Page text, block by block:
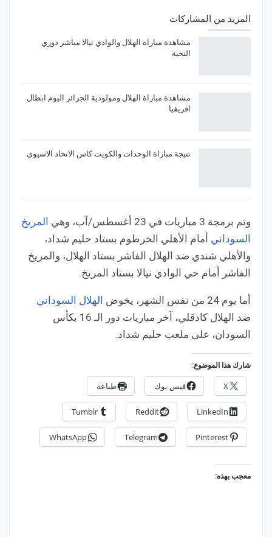
المزيد من المشاركات
مشاهدة مباراة الهلال والوادي نيالا مباشر دوري
النخبة
مشاهدة مباراة الهلال ومولودية الجزائر اليوم ابطال
افريقيا
نتيجة مباراة الوحدات والكويت كاس الاتحاد الاسيوي
وتم برمجة 3 مباريات في 23 أغسطس/آب، وهي
المريخ
السوداني أمام الأهلي الخرطوم بستاد حليم شداد،
والأهلي شندي ضد الهلال الفاشر بستاد الهلال، والمريخ
الفاشر أمام حي الوادي نيالا بستاد المريخ.
أما يوم 24 من نفس الشهر، يخوض
الهلال السوداني
ضد الهلال كادقلي، آخر مباريات دور الـ 16 بكأس
السودان، على ملعب حليم شداد.
شارك هذا الموضوع:
X فيس بوك طباعة
LinkedIn
Reddit
Tumblr
Pinterest
Telegram
WhatsApp
معجب بهذه: